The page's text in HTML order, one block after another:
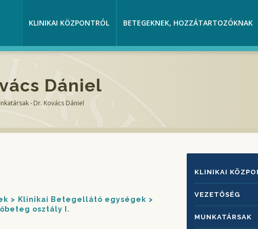
KLINIKAI KÖZPONTRÓL BETEGEKNEK, HOZZÁTARTOZÓKNAK
Dániel
- Dr. Kovács Dániel
Klinikai Betegellátó egységek
osztály I.
KLINIKAI
KLINIKAI
VEZETŐSÉG
MUNKATÁRSAK